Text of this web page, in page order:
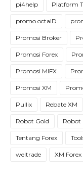
pi4help Platform
promo octaID
Promosi Broker
Promosi Forex
Promosi MIFX
Promosi XM
Pullix Rebate XM
Robot Gold Robot
Tentang Forex
weltrade XM Forex